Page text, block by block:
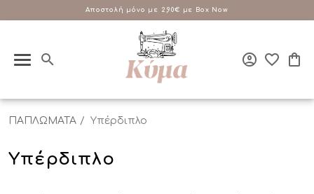
Αποστολή μόνο με 2,90€ με Box Now
ΔΩΡΕΑΝ Αποστολή με αγορές από 100€
Cashback 10%σε Κάθε σου Αγορά! Μάθε περισσότερα
3 Άτοκες Δόσεις Χωρίς Πιστωτική
Επικοινώνησε μαζί μας 210 90 18 045
Αποστολή μόνο με 2,90€ με Box Now
ΠΑΠΛΩΜΑΤΑ Υπέρδιπλο
Υπέρδιπλο
ΚΑΤΗΓΟΡΙΕΣ
Κούνια (4)
Υπέρδιπλο (4)
ΧΡΩΜΑ
Λευκό
ΜΟΝΟΧΡΩΜΟ
Ναι (4)
ΣΥΝΘΕΣΗ
Polyester
ΤΙΜΗ
15€ 15€
15€ 15€
BRAND
KYMA Home